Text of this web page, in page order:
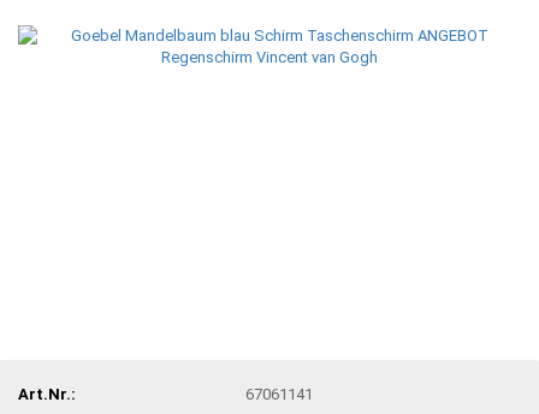
Art.Nr.:
67061141